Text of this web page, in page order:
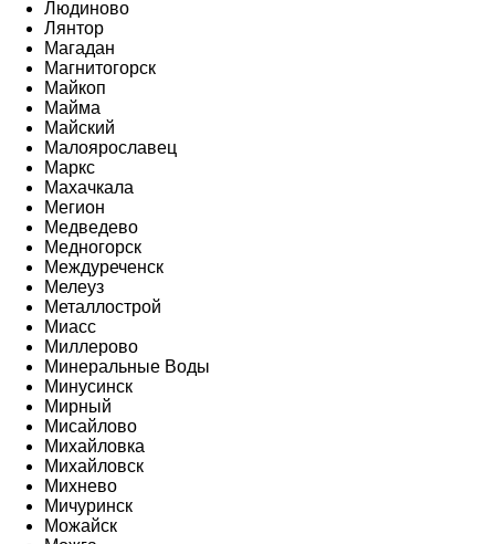
Людиново
Лянтор
Магадан
Магнитогорск
Майкоп
Майма
Майский
Малоярославец
Маркс
Махачкала
Мегион
Медведево
Медногорск
Междуреченск
Мелеуз
Металлострой
Миасс
Миллерово
Минеральные Воды
Минусинск
Мирный
Мисайлово
Михайловка
Михайловск
Михнево
Мичуринск
Можайск